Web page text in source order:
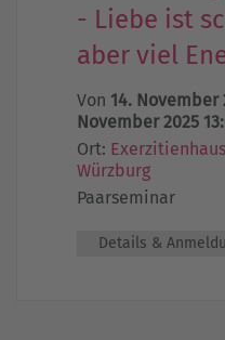
- Liebe ist
aber viel
Von 14. November
November 2025
Ort:
Würzburg
Paarseminar
Details &